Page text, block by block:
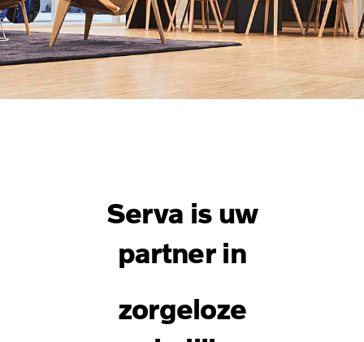
Serva is uw
partner in
zorgeloze